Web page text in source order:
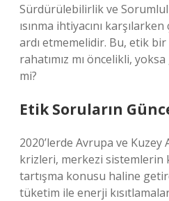
Sürdürülebilirlik ve
ısınma ihtiyacını
ardı etmemelidir. Bu, etik
rahatımız mı öncelikli,
mi?
Etik Soruların
2020’lerde Avrupa ve Kuzey
krizleri, merkezi sistemlerin
tartışma konusu haline
tüketim ile enerji